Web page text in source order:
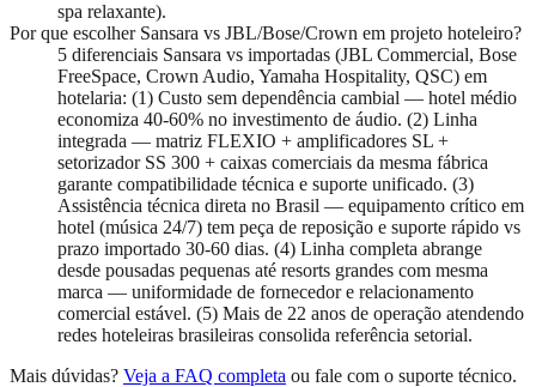
spa relaxante).
Por que escolher Sansara vs JBL/Bose/Crown em projeto hoteleiro?
5 diferenciais Sansara vs importadas (JBL Commercial, Bose
FreeSpace, Crown Audio, Yamaha Hospitality, QSC) em
hotelaria: (1) Custo sem dependência cambial — hotel médio
economiza 40-60% no investimento de áudio. (2) Linha
integrada — matriz FLEXIO + amplificadores SL +
setorizador SS 300 + caixas comerciais da mesma fábrica
garante compatibilidade técnica e suporte unificado. (3)
Assistência técnica direta no Brasil — equipamento crítico em
hotel (música 24/7) tem peça de reposição e suporte rápido vs
prazo importado 30-60 dias. (4) Linha completa abrange
desde pousadas pequenas até resorts grandes com mesma
marca — uniformidade de fornecedor e relacionamento
comercial estável. (5) Mais de 22 anos de operação atendendo
redes hoteleiras brasileiras consolida referência setorial.
Mais dúvidas? Veja a FAQ completa ou fale com o suporte técnico.